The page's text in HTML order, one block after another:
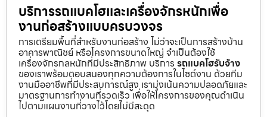
บริการรถแบคโฮและเครื่องจักรหนักเพื่อ
งานก่อสร้างแบบครบวงจร
การเตรียมพื้นที่สำหรับงานก่อสร้าง ไม่ว่าจะเป็นการสร้างบ้าน
อาคารพาณิชย์ หรือโครงการขนาดใหญ่ จำเป็นต้องใช้
เครื่องจักรกลหนักที่มีประสิทธิภาพ บริการ รถแบคโฮรับจ้าง
ของเราพร้อมตอบสนองทุกความต้องการในไซต์งาน ด้วยทีม
งานมืออาชีพที่มีประสบการณ์สูง เรามุ่งเน้นความปลอดภัยและ
มาตรฐานการทำงานที่รวดเร็ว เพื่อให้โครงการของคุณดำเนิน
ไปตามแผนงานที่วางไว้โดยไม่มีสะดุด